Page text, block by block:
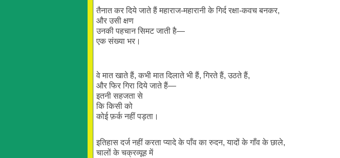
तैनात कर दिये जाते हैं महाराज-महारानी के गिर्द रक्षा-कवच बनकर,
और उसी क्षण
उनकी पहचान सिमट जाती है—
एक संख्या भर।
वे मात खाते हैं, कभी मात दिलाते भी हैं, गिरते हैं, उठते हैं,
और फिर गिरा दिये जाते हैं—
इतनी सहजता से
कि किसी को
कोई फ़र्क नहीं पड़ता।
इतिहास दर्ज नहीं करता प्यादे के पाँव का रुदन, यादों के गाँव के छाले,
चालों के चक्रव्यूह में